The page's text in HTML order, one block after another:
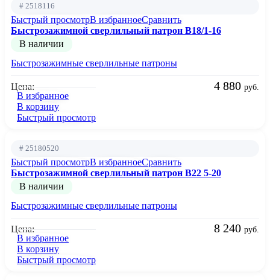
# 2518116
Быстрый просмотрВ избранноеСравнить
Быстрозажимной сверлильный патрон B18/1-16
В наличии
Быстрозажимные сверлильные патроны
Цена: 4 880 руб.
В избранное
В корзину
Быстрый просмотр
# 25180520
Быстрый просмотрВ избранноеСравнить
Быстрозажимной сверлильный патрон B22 5-20
В наличии
Быстрозажимные сверлильные патроны
Цена: 8 240 руб.
В избранное
В корзину
Быстрый просмотр